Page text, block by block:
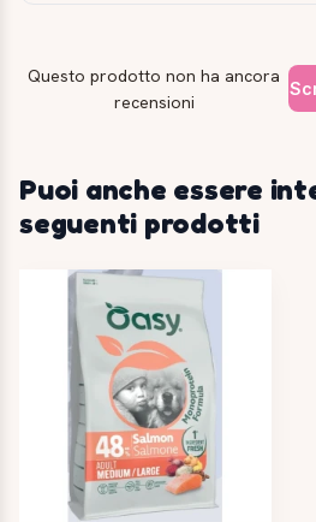
Questo prodotto non ha ancora
recensioni
Puoi anche essere
seguenti prodotti